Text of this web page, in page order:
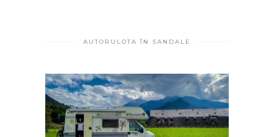
AUTORULOTA ÎN SANDALE